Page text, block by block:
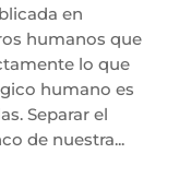
en
humanos que
lo que
humano es
Separar el
de nuestra...